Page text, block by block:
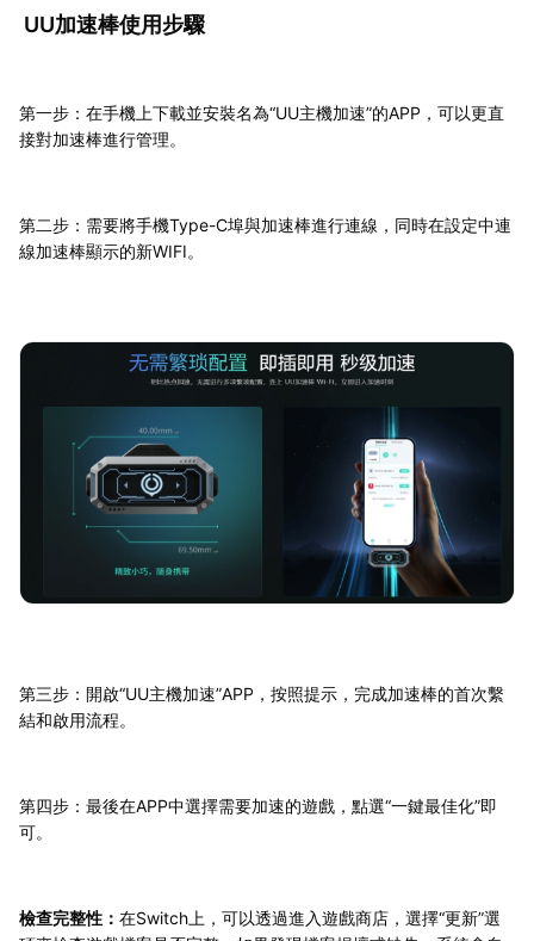
UU加速棒使用步驟
第一步：在手機上下載並安裝名為“UU主機加速”的APP，可以更直
接對加速棒進行管理。
第二步：需要將手機Type-C埠與加速棒進行連線，同時在設定中連
線加速棒顯示的新WIFI。
第三步：開啟“UU主機加速”APP，按照提示，完成加速棒的首次繫
結和啟用流程。
第四步：最後在APP中選擇需要加速的遊戲，點選“一鍵最佳化”即
可。
檢查完整性： 在Switch上，可以透過進入遊戲商店，選擇“更新”選